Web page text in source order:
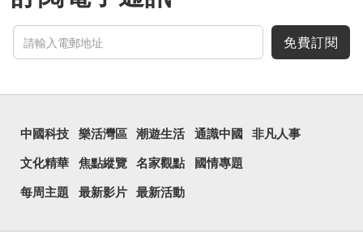
免費訂閱
中國科技 樂活灣區 潮遊生活 通識中國 非凡人事
文化精華 焦點縱覽 名家觀點 國情專題
每周主題 最新影片 最新活動